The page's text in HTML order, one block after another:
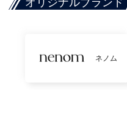
オリジナルブランド
ネノム